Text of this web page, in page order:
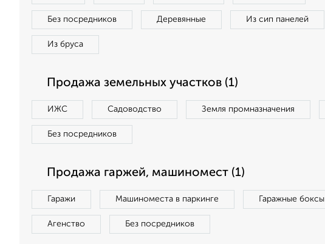
Без посредников Деревянные Из сип панелей
Из бруса
Продажа земельных участков (1)
ИЖС Садоводство Земля промназначения
Без посредников
Продажа гаржей, машиномест (1)
Гаражи Машиноместа в паркинге Гаражные боксы
Агенство Без посредников